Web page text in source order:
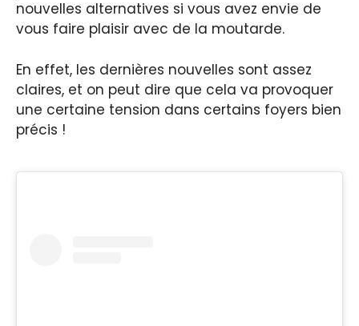
nouvelles alternatives si vous avez envie de
vous faire plaisir avec de la moutarde.
En effet, les dernières nouvelles sont assez
claires, et on peut dire que cela va provoquer
une certaine tension dans certains foyers bien
précis !